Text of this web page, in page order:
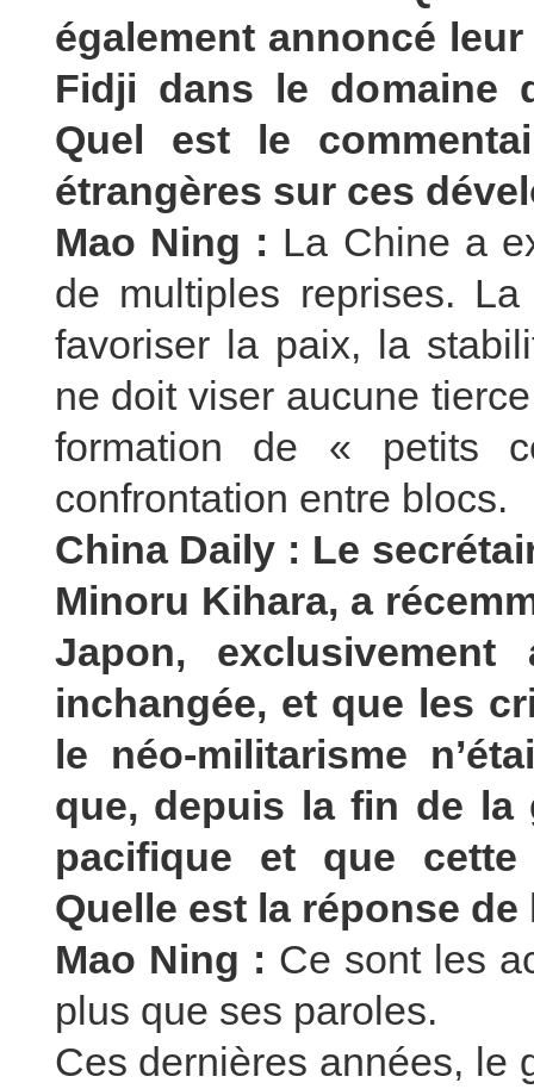
également annoncé
Fidji dans le domaine
Quel est le
étrangères sur ces
Mao Ning : La Chine a
de multiples reprises.
favoriser la paix, la
ne doit viser aucune
formation de « petits
confrontation entre blocs.
China Daily : Le
Minoru Kihara, a
Japon,
inchangée, et que les
le néo-militarisme
que, depuis la fin de la
pacifique et que cette
Quelle est la réponse
Mao Ning : Ce sont les
plus que ses paroles.
Ces dernières années, le